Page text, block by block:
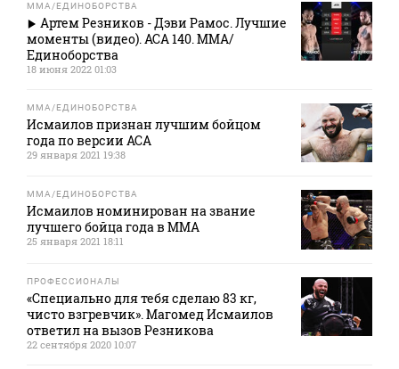
MMA/ЕДИНОБОРСТВА
Артем Резников - Дэви Рамос. Лучшие
моменты (видео). АСА 140. MMA/
Единоборства
18 июня 2022 01:03
MMA/ЕДИНОБОРСТВА
Исмаилов признан лучшим бойцом
года по версии АСА
29 января 2021 19:38
MMA/ЕДИНОБОРСТВА
Исмаилов номинирован на звание
лучшего бойца года в ММА
25 января 2021 18:11
ПРОФЕССИОНАЛЫ
«Специально для тебя сделаю 83 кг,
чисто взгревчик». Магомед Исмаилов
ответил на вызов Резникова
22 сентября 2020 10:07